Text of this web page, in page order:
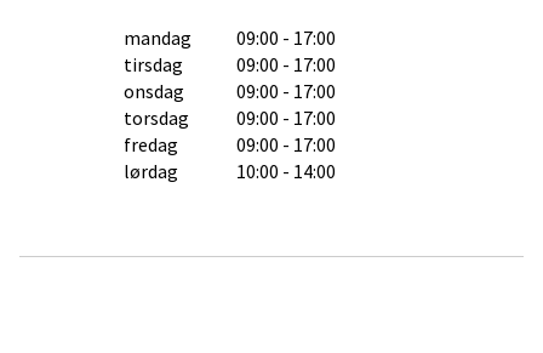
mandag
09:00 - 17:00
tirsdag
09:00 - 17:00
onsdag
09:00 - 17:00
torsdag
09:00 - 17:00
fredag
09:00 - 17:00
lørdag
10:00 - 14:00